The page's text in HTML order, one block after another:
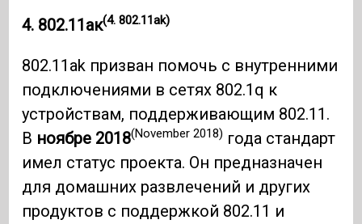
4. 802.11ак(4. 802.11ak)
802.11ak призван помочь с внутренними
подключениями в сетях 802.1q к
устройствам, поддерживающим 802.11.
В ноябре 2018(November 2018) года стандарт
имел статус проекта. Он предназначен
для домашних развлечений и других
продуктов с поддержкой 802.11 и